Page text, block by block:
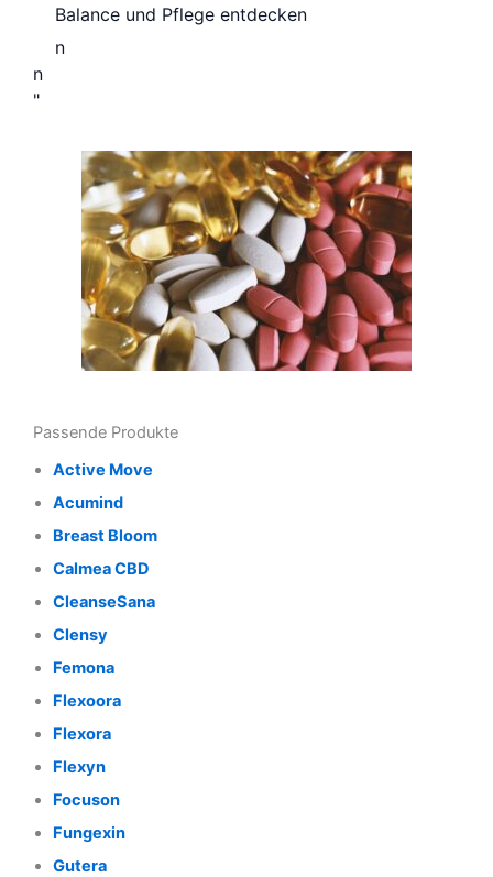
Balance und Pflege entdecken
n
n
"
Passende Produkte
Active Move
Acumind
Breast Bloom
Calmea CBD
CleanseSana
Clensy
Femona
Flexoora
Flexora
Flexyn
Focuson
Fungexin
Gutera